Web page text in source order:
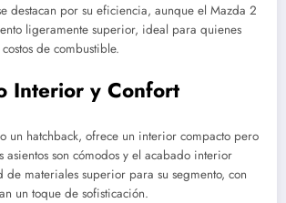
destacan por su eficiencia, aunque el Mazda 2
ligeramente superior, ideal para quienes
de combustible.
Interior y Confort
un hatchback, ofrece un interior compacto pero
asientos son cómodos y el acabado interior
de materiales superior para su segmento, con
un toque de sofisticación.